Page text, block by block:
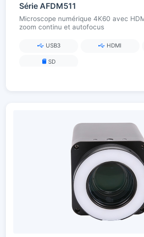
Série AFDM511
Microscope numérique 4K60 avec
zoom continu et autofocus
USB3 HDMI
SD